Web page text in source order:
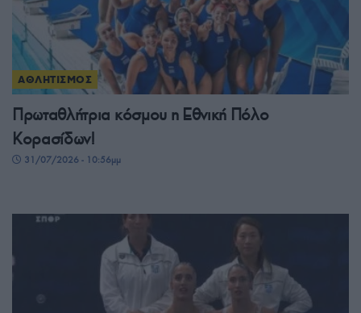
ΑΘΛΗΤΙΣΜΟΣ
Πρωταθλήτρια κόσμου η Εθνική Πόλο
Κορασίδων!
31/07/2026 - 10:56μμ